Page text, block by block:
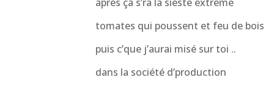
après ça s’ra la sieste extrême
tomates qui poussent et feu de bois
puis c’que j’aurai misé sur toi ..
dans la société d’production